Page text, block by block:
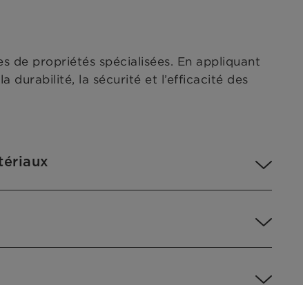
de propriétés spécialisées. En appliquant
durabilité, la sécurité et l’efficacité des